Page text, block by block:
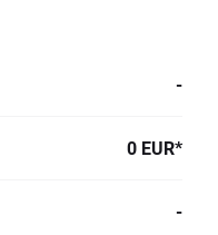
-
0 EUR*
-